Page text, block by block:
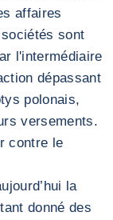
affaires
sont
l'intermédiaire
dépassant
polonais,
versements.
contre le
la
donné des